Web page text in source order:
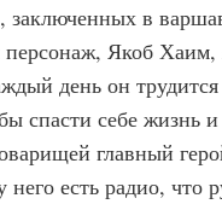
заключенных в
Якоб Хаим,
день он
спасти себе жизнь и
главный
него есть радио, что